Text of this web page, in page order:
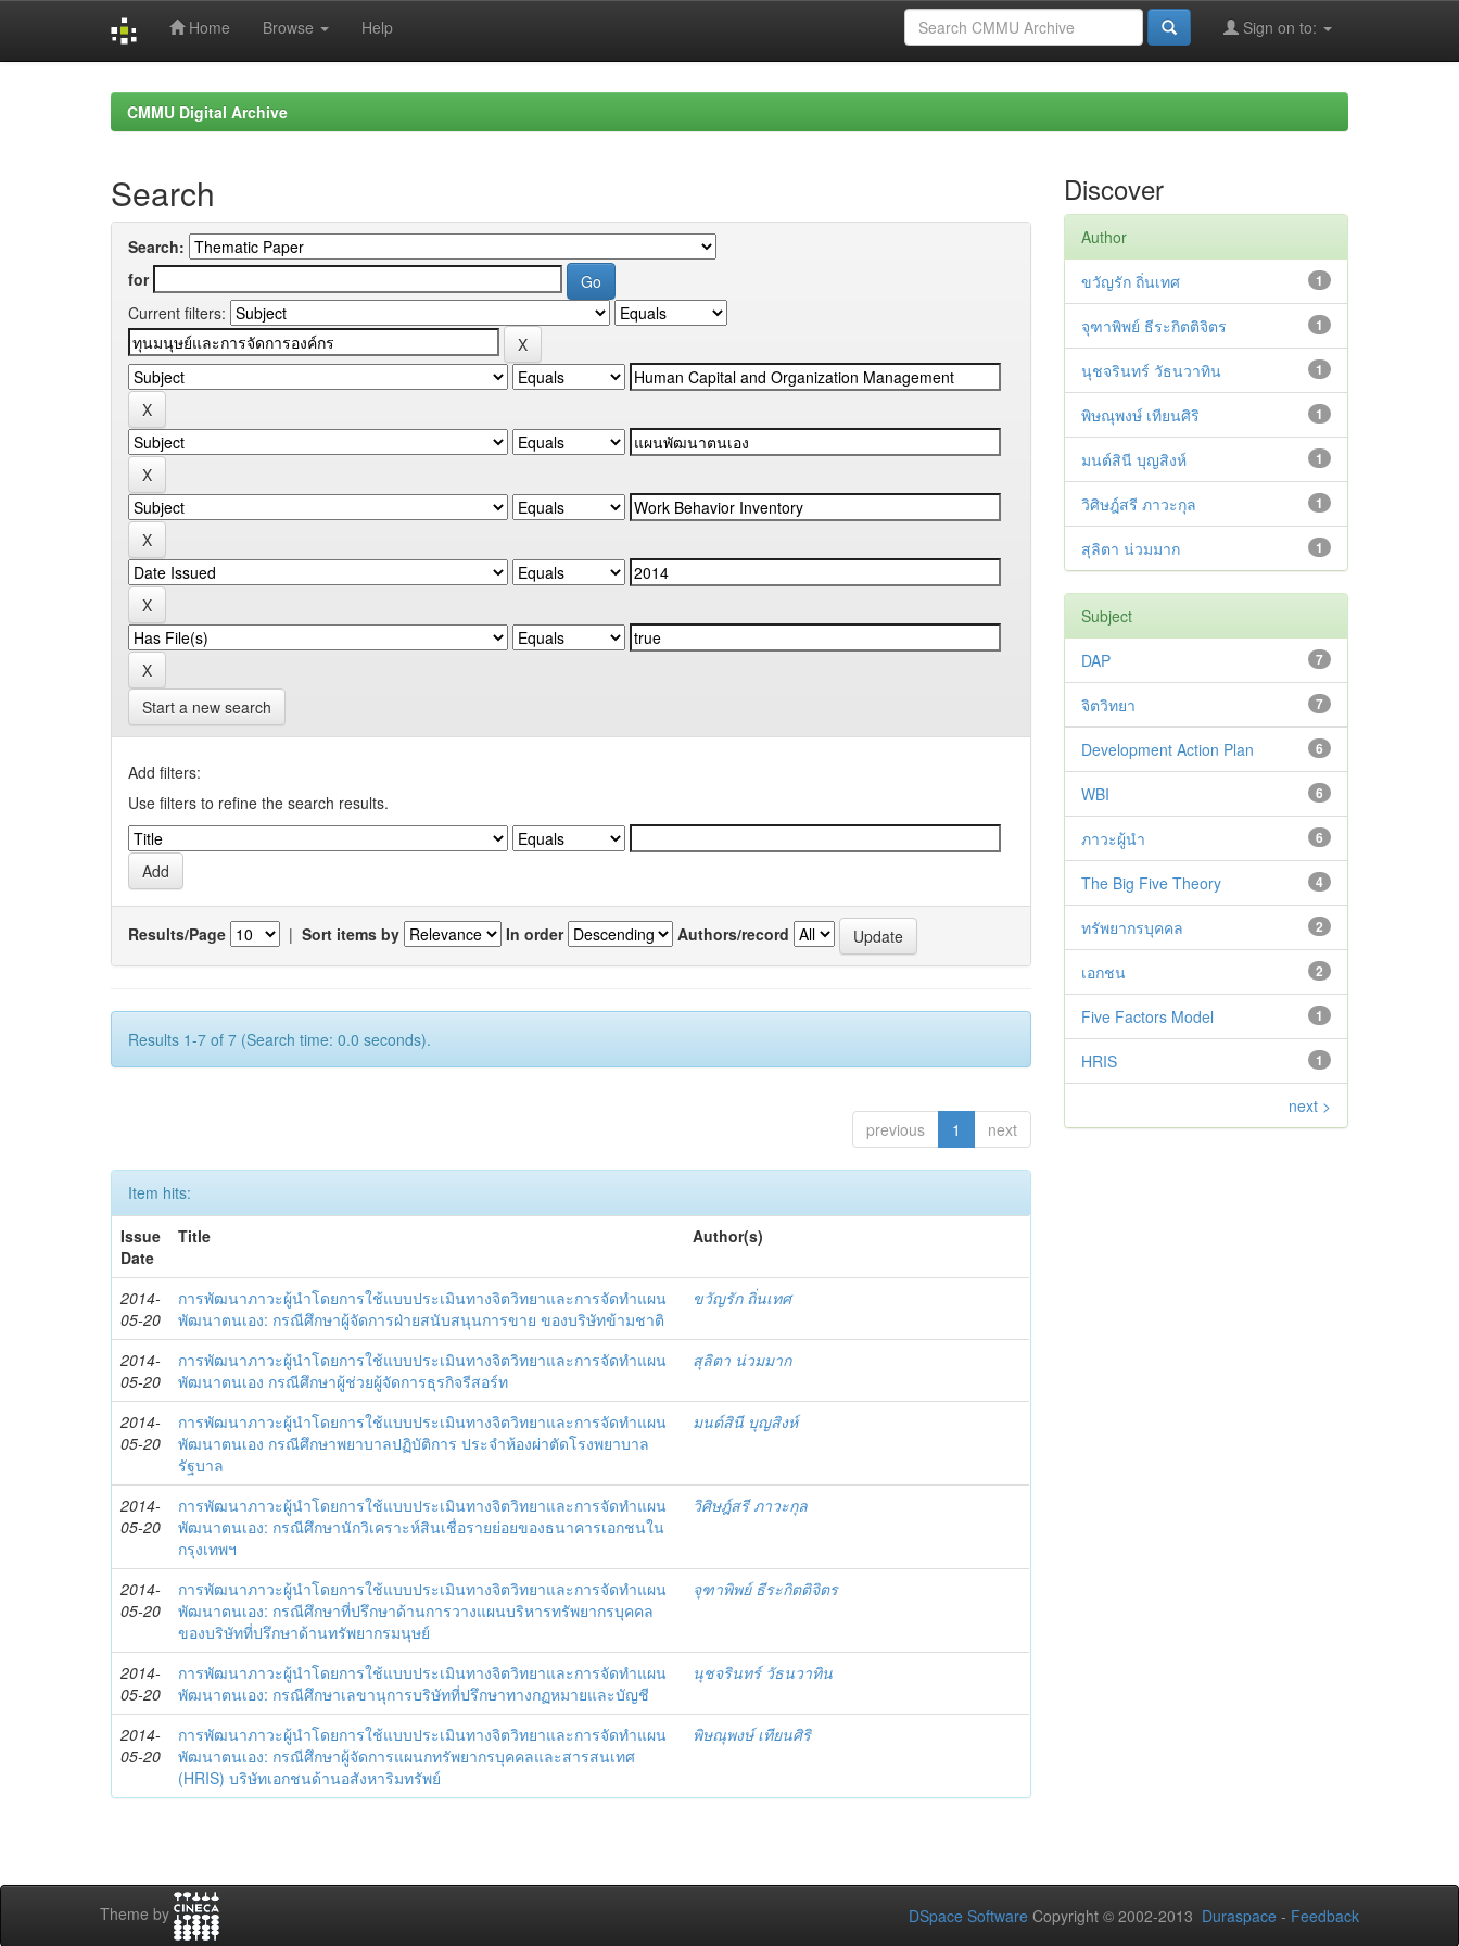
Home Browse Help Sign on to:
CMMU Digital Archive
Search
Search:
for
Current filters:
Start a new search
Add filters:
Use filters to refine the search results.
Results/Page | Sort items by In order Authors/record
Results 1-7 of 7 (Search time: 0.0 seconds).
previous 1 next
Item hits:
Issue
Date
Title Author(s)
2014-
05-20
การพัฒนาภาวะผู้นำโดยการใช้แบบประเมินทางจิตวิทยาและการจัดทำแผน
พัฒนาตนเอง: กรณีศึกษาผู้จัดการฝ่ายสนับสนุนการขาย ของบริษัทข้ามชาติ
ขวัญรัก ถิ่นเทศ
2014-
05-20
การพัฒนาภาวะผู้นำโดยการใช้แบบประเมินทางจิตวิทยาและการจัดทำแผน
พัฒนาตนเอง กรณีศึกษาผู้ช่วยผู้จัดการธุรกิจรีสอร์ท
สุลิตา น่วมมาก
2014-
05-20
การพัฒนาภาวะผู้นำโดยการใช้แบบประเมินทางจิตวิทยาและการจัดทำแผน
พัฒนาตนเอง กรณีศึกษาพยาบาลปฏิบัติการ ประจำห้องผ่าตัดโรงพยาบาล
รัฐบาล
มนต์สินี บุญสิงห์
2014-
05-20
การพัฒนาภาวะผู้นำโดยการใช้แบบประเมินทางจิตวิทยาและการจัดทำแผน
พัฒนาตนเอง: กรณีศึกษานักวิเคราะห์สินเชื่อรายย่อยของธนาคารเอกชนใน
กรุงเทพฯ
วิศิษฎ์สรี ภาวะกุล
2014-
05-20
การพัฒนาภาวะผู้นำโดยการใช้แบบประเมินทางจิตวิทยาและการจัดทำแผน
พัฒนาตนเอง: กรณีศึกษาที่ปรึกษาด้านการวางแผนบริหารทรัพยากรบุคคล
ของบริษัทที่ปรึกษาด้านทรัพยากรมนุษย์
จุฑาพิพย์ ธีระกิตติจิตร
2014-
05-20
การพัฒนาภาวะผู้นำโดยการใช้แบบประเมินทางจิตวิทยาและการจัดทำแผน
พัฒนาตนเอง: กรณีศึกษาเลขานุการบริษัทที่ปรึกษาทางกฏหมายและบัญชี
นุชจรินทร์ วัธนวาทิน
2014-
05-20
การพัฒนาภาวะผู้นำโดยการใช้แบบประเมินทางจิตวิทยาและการจัดทำแผน
พัฒนาตนเอง: กรณีศึกษาผู้จัดการแผนกทรัพยากรบุคคลและสารสนเทศ
(HRIS) บริษัทเอกชนด้านอสังหาริมทรัพย์
พิษณุพงษ์ เทียนศิริ
Discover
Author
1
ขวัญรัก ถิ่นเทศ
1
จุฑาพิพย์ ธีระกิตติจิตร
1
นุชจรินทร์ วัธนวาทิน
1
พิษณุพงษ์ เทียนศิริ
1
มนต์สินี บุญสิงห์
1
วิศิษฎ์สรี ภาวะกุล
1
สุลิตา น่วมมาก
Subject
7
DAP
7
จิตวิทยา
6
Development Action Plan
6
WBI
6
ภาวะผู้นำ
4
The Big Five Theory
2
ทรัพยากรบุคคล
2
เอกชน
1
Five Factors Model
1
HRIS
next >
Theme by DSpace Software Copyright © 2002-2013 Duraspace - Feedback